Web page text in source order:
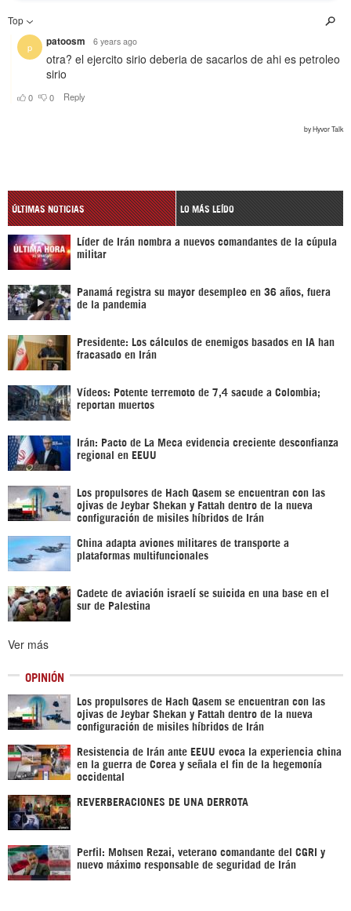
ÚLTIMAS NOTICIAS LO MÁS LEÍDO
Líder de Irán nombra a nuevos comandantes de la cúpula
militar
Panamá registra su mayor desempleo en 36 años, fuera
de la pandemia
Presidente: Los cálculos de enemigos basados en IA han
fracasado en Irán
Vídeos: Potente terremoto de 7,4 sacude a Colombia;
reportan muertos
Irán: Pacto de La Meca evidencia creciente desconfianza
regional en EEUU
Los propulsores de Hach Qasem se encuentran con las
ojivas de Jeybar Shekan y Fattah dentro de la nueva
configuración de misiles híbridos de Irán
China adapta aviones militares de transporte a
plataformas multifuncionales
Cadete de aviación israelí se suicida en una base en el
sur de Palestina
Ver más
OPINIÓN
Los propulsores de Hach Qasem se encuentran con las
ojivas de Jeybar Shekan y Fattah dentro de la nueva
configuración de misiles híbridos de Irán
Resistencia de Irán ante EEUU evoca la experiencia china
en la guerra de Corea y señala el fin de la hegemonía
occidental
REVERBERACIONES DE UNA DERROTA
Perfil: Mohsen Rezai, veterano comandante del CGRI y
nuevo máximo responsable de seguridad de Irán